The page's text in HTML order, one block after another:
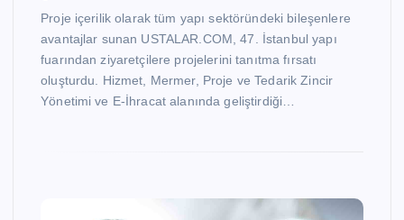
Proje içerilik olarak tüm yapı sektöründeki bileşenlere
avantajlar sunan USTALAR.COM, 47. İstanbul yapı
fuarından ziyaretçilere projelerini tanıtma fırsatı
oluşturdu. Hizmet, Mermer, Proje ve Tedarik Zincir
Yönetimi ve E-İhracat alanında geliştirdiği…